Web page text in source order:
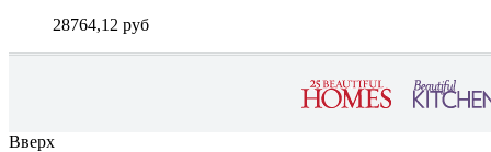
28764,12 руб
Вверх